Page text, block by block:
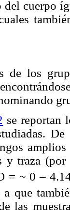
del cuerpo
de los
se reportan
y traza
= ~ 0 –
que
las